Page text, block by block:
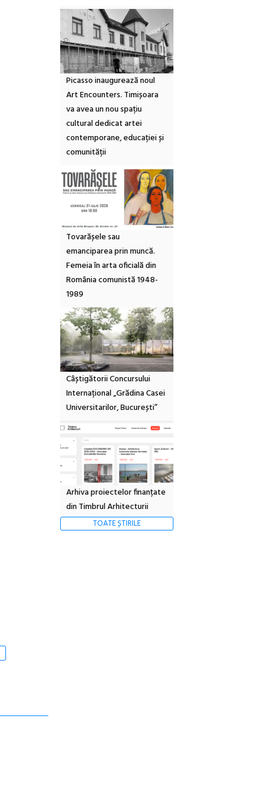
Picasso inaugurează noul
Art Encounters. Timișoara
va avea un nou spațiu
cultural dedicat artei
contemporane, educației și
comunității
Tovarășele sau
emanciparea prin muncă.
Femeia în arta oficială din
România comunistă 1948-
1989
Câștigătorii Concursului
Internațional „Grădina Casei
Universitarilor, București”
Arhiva proiectelor finanțate
din Timbrul Arhitecturii
TOATE ȘTIRILE